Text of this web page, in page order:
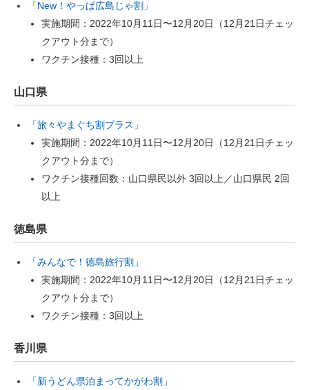
「New！やっぱ広島じゃ割」
実施期間：2022年10月11日〜12月20日（12月21日チェッ
クアウト分まで）
ワクチン接種：3回以上
山口県
「旅々やまぐち割プラス」
実施期間：2022年10月11日〜12月20日（12月21日チェッ
クアウト分まで）
ワクチン接種回数：山口県民以外 3回以上／山口県民 2回
以上
徳島県
「みんなで！徳島旅行割」
実施期間：2022年10月11日〜12月20日（12月21日チェッ
クアウト分まで）
ワクチン接種：3回以上
香川県
「新うどん県泊まってかがわ割」